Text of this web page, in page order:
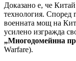
Доказано е, че
технология. Според
военната мощ на
усилено изгражда
„Многодомейнна
Warfare).